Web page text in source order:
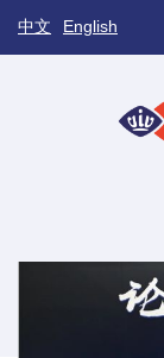
中文 English